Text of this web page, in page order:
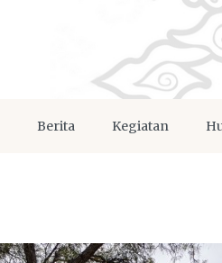
Berita Kegiatan